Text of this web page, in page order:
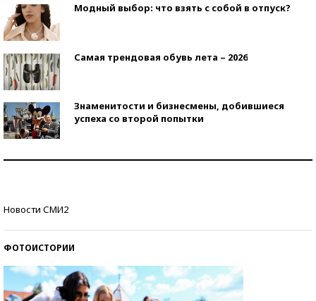
Модный выбор: что взять с собой в отпуск?
Самая трендовая обувь лета – 2026
Знаменитости и бизнесмены, добившиеся
успеха со второй попытки
Новости СМИ2
ФОТОИСТОРИИ